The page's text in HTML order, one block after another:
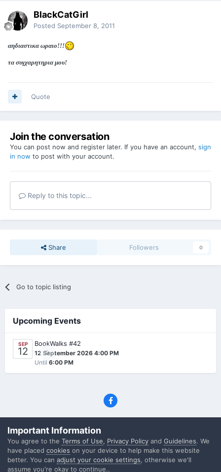
BlackCatGirl
Posted September 8, 2011
αηδιαστικα ωραιο!!!
τα συγχαρητηρια μου!
Quote
Join the conversation
You can post now and register later. If you have an account, sign
in now to post with your account.
Reply to this topic...
Share Followers 0
Go to topic listing
Upcoming Events
SEP
12 0
BookWalks #42
12 September 2026 4:00 PM
Until 6:00 PM
(C) SFF.gr, All rights reserved
Powered by Invision Community
Important Information
You agree to the Terms of Use, Privacy Policy and Guidelines. We
have placed cookies on your device to help make this website
better. You can adjust your cookie settings, otherwise we'll
assume you're okay to continue..